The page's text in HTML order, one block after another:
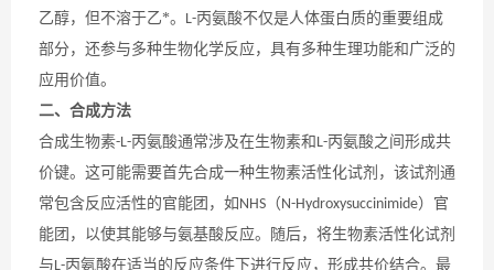
乙醇，但不溶于乙*。 L-丙氨酸不仅是人体蛋白质的重要组成
部分，还参与多种生物化学反应，具有多种生理功能和广泛的
应用价值。
二、合成方法
合成生物素-L-丙氨酸通常涉及在生物素和 L-丙氨酸之间形成共
价键。这可能需要首先合成一种生物素活性化试剂，该试剂通
常包含反应活性的官能团，如 NHS （N-Hydroxysuccinimide）官
能团，以使其能够与氨基酸反应。随后，将生物素活性化试剂
与 L-丙氨酸在适当的反应条件下进行反应，形成共价结合。最